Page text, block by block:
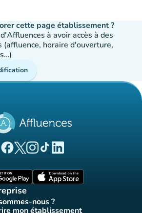
cette page établissement ?
à avoir accès à des
(affluence, horaire d'ouverture,
(nouvel onglet)
(nouvel onglet)
(nouvel onglet)
(nouvel onglet)
(nouvel onglet)
nous ?
(nouvel onglet)
mon établissement